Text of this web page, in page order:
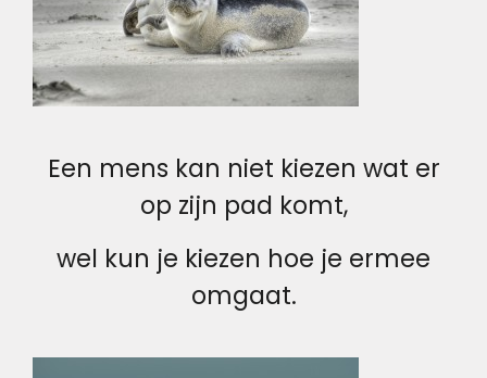
Een mens kan niet kiezen wat er
op zijn pad komt,
wel kun je kiezen hoe je ermee
omgaat.